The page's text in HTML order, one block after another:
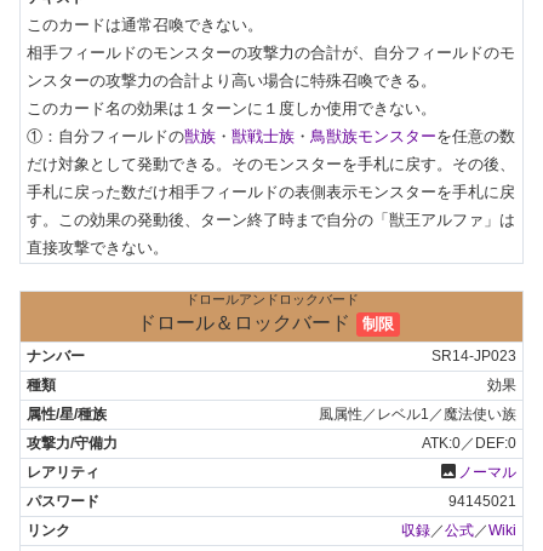
このカードは通常召喚できない。
相手フィールドのモンスターの攻撃力の合計が、自分フィールドのモ
ンスターの攻撃力の合計より高い場合に特殊召喚できる。
このカード名の効果は１ターンに１度しか使用できない。
①：自分フィールドの獣族 ・ 獣戦士族 ・ 鳥獣族モンスターを任意の数
だけ対象として発動できる。そのモンスターを手札に戻す。その後、
手札に戻った数だけ相手フィールドの表側表示モンスターを手札に戻
す。この効果の発動後、ターン終了時まで自分の「獣王アルファ」は
直接攻撃できない。
ドロールアンドロックバード
ドロール＆ロックバード 制限
SR14-JP023
効果
風属性／レベル1／魔法使い族
ATK:0／DEF:0
photo ノーマル
94145021
収録／公式／Wiki